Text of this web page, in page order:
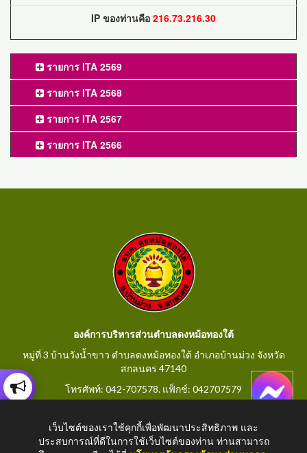
IP ของท่านคือ 216.73.216.30
รายการ ITA 2569
รายการ ITA 2568
รายการ ITA 2567
รายการ ITA 2566
องค์การบริหารส่วนตำบลดงหม้อทองใต้
หมู่ที่ 3 บ้านวังน้ำขาว ตำบลดงหม้อทองใต้ อำเภอบ้านม่วง จังหวัด
สกลนคร 47140
โทรศัพท์: 042-707578. แฟ็กช์: 042707579
เว็บไซต์ของเราใช้คุกกี้เพื่อพัฒนาประสิทธิภาพ และ
ประสบการณ์ที่ดีในการใช้เว็บไซต์ของท่าน ท่านสามารถ